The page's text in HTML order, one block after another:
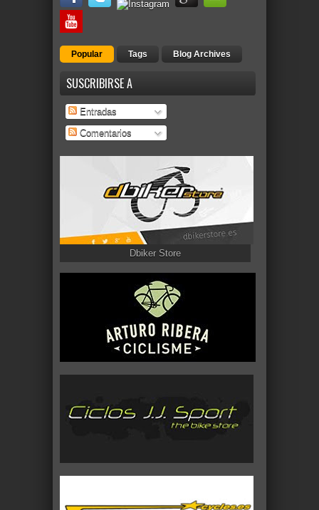
Popular Tags Blog Archives
SUSCRIBIRSE A
Entradas
Comentarios
Dbiker Store